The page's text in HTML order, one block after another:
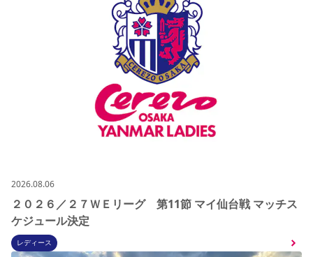
2026.08.06
２０２６／２７ＷＥリーグ 第11節 マイ仙台戦 マッチス
ケジュール決定
レディース